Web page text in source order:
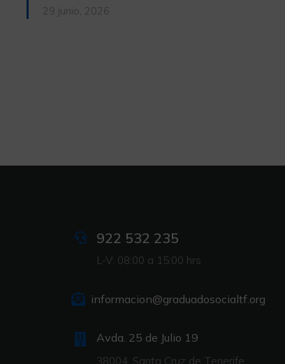
29 junio, 2026
922 532 235
L-V: 08:00 a 15:00 hrs
informacion@graduadosocialtf.org
Avda. 25 de Julio 19
38004. Santa Cruz de Tenerife